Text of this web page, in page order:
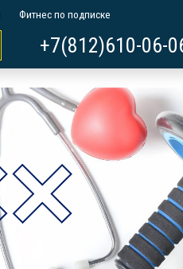
Фитнес по подписке
+7(812)610-06-